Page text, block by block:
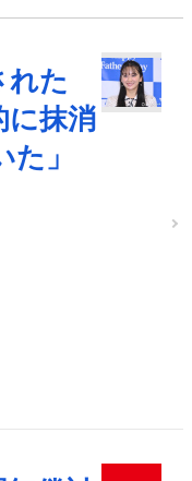
れた
に抹消
」